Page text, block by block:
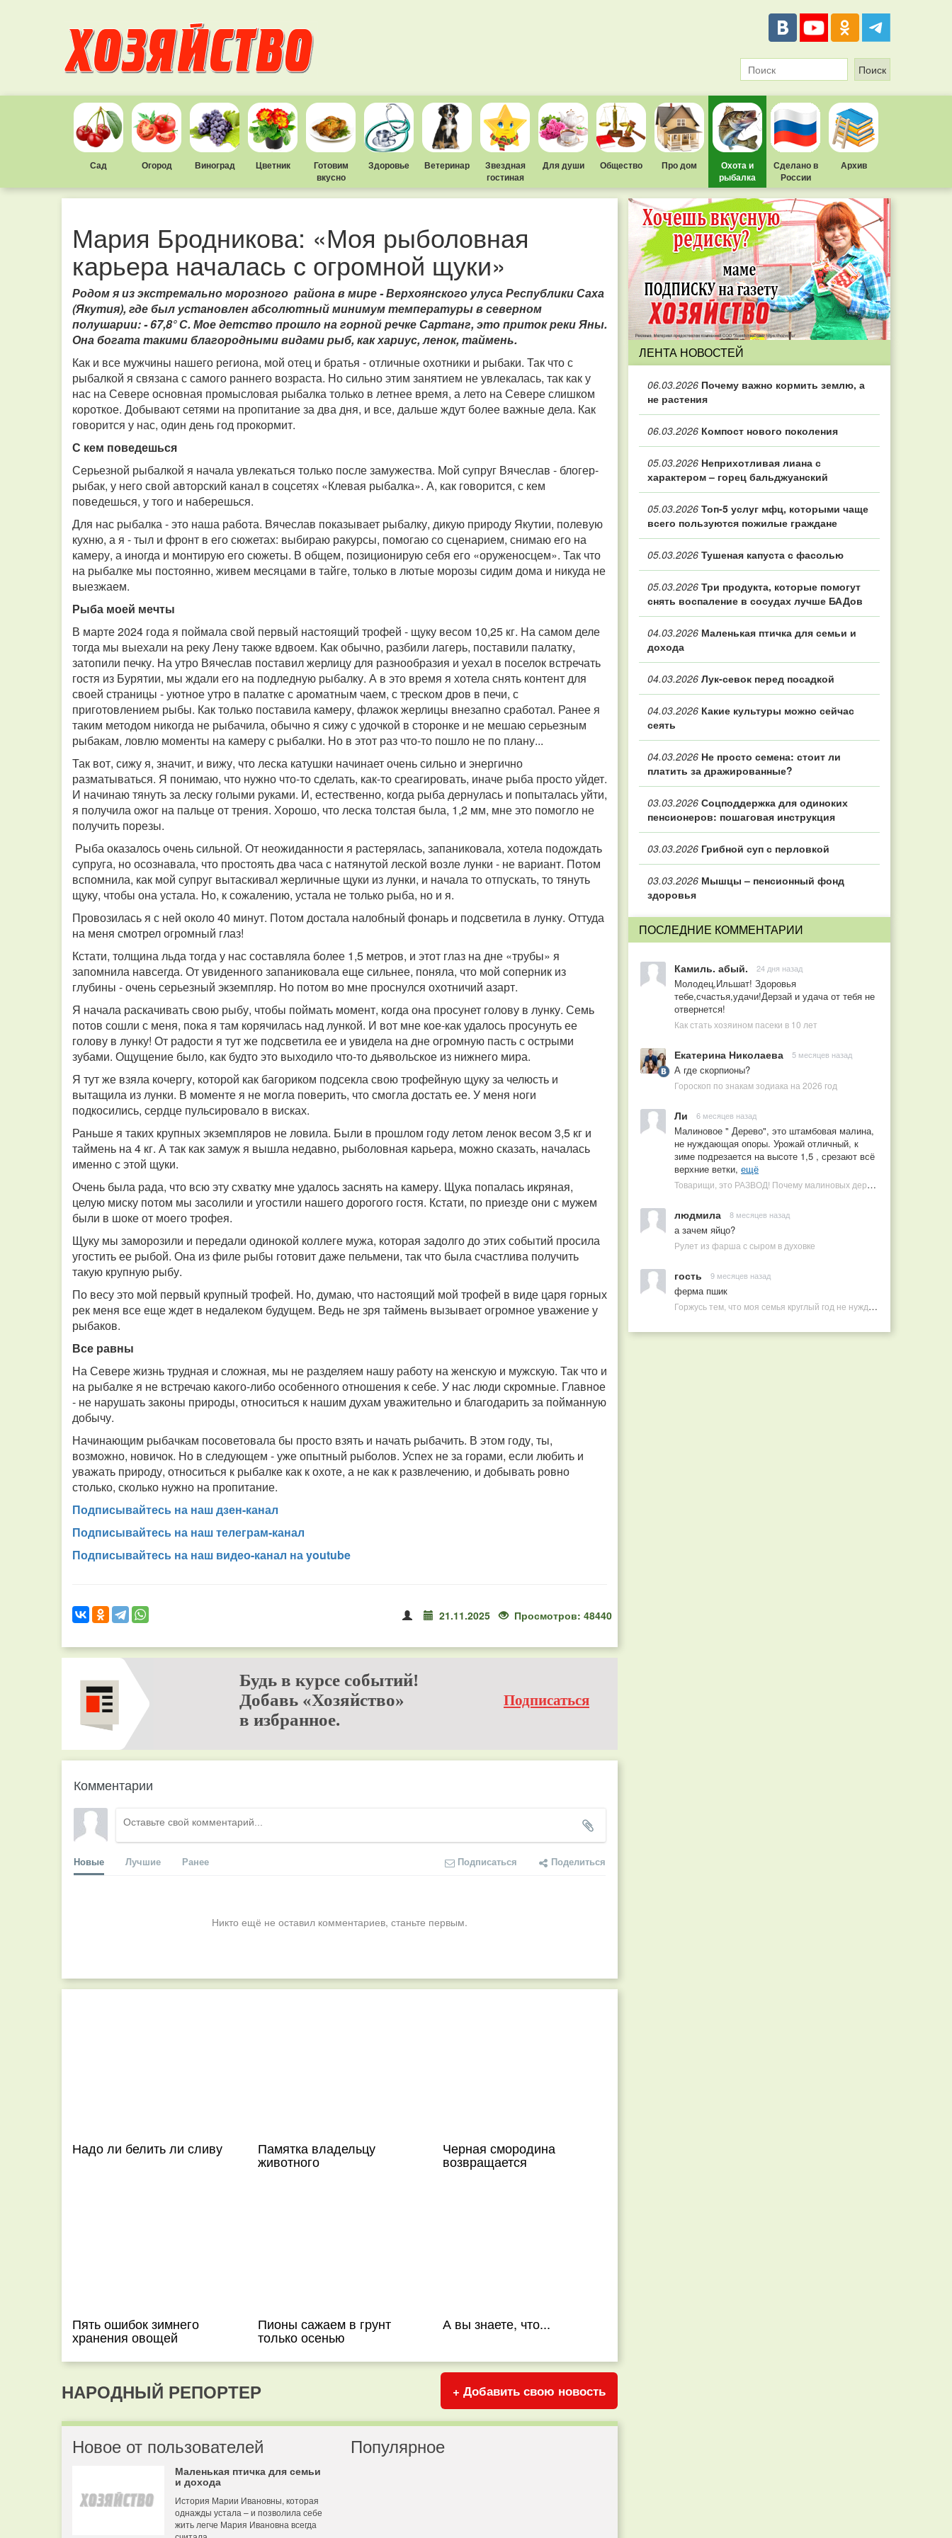
Сад Огород Виноград Цветник
Готовим
вкусно
Здоровье Ветеринар
Звездная
гостиная
Для души Общество Про дом
Охота и
рыбалка
Сделано в
России
Архив
Мария Бродникова: «Моя рыболовная
карьера началась с огромной щуки»
Родом я из экстремально морозного района в мире - Верхоянского улуса Республики Саха
(Якутия), где был установлен абсолютный минимум температуры в северном
полушарии: - 67,8° С. Мое детство прошло на горной речке Сартанг, это приток реки Яны.
Она богата такими благородными видами рыб, как хариус, ленок, таймень.
Как и все мужчины нашего региона, мой отец и братья - отличные охотники и рыбаки. Так что с
рыбалкой я связана с самого раннего возраста. Но сильно этим занятием не увлекалась, так как у
нас на Севере основная промысловая рыбалка только в летнее время, а лето на Севере слишком
короткое. Добывают сетями на пропитание за два дня, и все, дальше ждут более важные дела. Как
говорится у нас, один день год прокормит.
С кем поведешься
Серьезной рыбалкой я начала увлекаться только после замужества. Мой супруг Вячеслав - блогер-
рыбак, у него свой авторский канал в соцсетях «Клевая рыбалка». А, как говорится, с кем
поведешься, у того и наберешься.
Для нас рыбалка - это наша работа. Вячеслав показывает рыбалку, дикую природу Якутии, полевую
кухню, а я - тыл и фронт в его сюжетах: выбираю ракурсы, помогаю со сценарием, снимаю его на
камеру, а иногда и монтирую его сюжеты. В общем, позиционирую себя его «оруженосцем». Так что
на рыбалке мы постоянно, живем месяцами в тайге, только в лютые морозы сидим дома и никуда не
выезжаем.
Рыба моей мечты
В марте 2024 года я поймала свой первый настоящий трофей - щуку весом 10,25 кг. На самом деле
тогда мы выехали на реку Лену также вдвоем. Как обычно, разбили лагерь, поставили палатку,
затопили печку. На утро Вячеслав поставил жерлицу для разнообразия и уехал в поселок встречать
гостя из Бурятии, мы ждали его на подледную рыбалку. А в это время я хотела снять контент для
своей страницы - уютное утро в палатке с ароматным чаем, с треском дров в печи, с
приготовлением рыбы. Как только поставила камеру, флажок жерлицы внезапно сработал. Ранее я
таким методом никогда не рыбачила, обычно я сижу с удочкой в сторонке и не мешаю серьезным
рыбакам, ловлю моменты на камеру с рыбалки. Но в этот раз что-то пошло не по плану...
Так вот, сижу я, значит, и вижу, что леска катушки начинает очень сильно и энергично
разматываться. Я понимаю, что нужно что-то сделать, как-то среагировать, иначе рыба просто уйдет.
И начинаю тянуть за леску голыми руками. И, естественно, когда рыба дернулась и попыталась уйти,
я получила ожог на пальце от трения. Хорошо, что леска толстая была, 1,2 мм, мне это помогло не
получить порезы.
Рыба оказалось очень сильной. От неожиданности я растерялась, запаниковала, хотела подождать
супруга, но осознавала, что простоять два часа с натянутой леской возле лунки - не вариант. Потом
вспомнила, как мой супруг вытаскивал жерличные щуки из лунки, и начала то отпускать, то тянуть
щуку, чтобы она устала. Но, к сожалению, устала не только рыба, но и я.
Провозилась я с ней около 40 минут. Потом достала налобный фонарь и подсветила в лунку. Оттуда
на меня смотрел огромный глаз!
Кстати, толщина льда тогда у нас составляла более 1,5 метров, и этот глаз на дне «трубы» я
запомнила навсегда. От увиденного запаниковала еще сильнее, поняла, что мой соперник из
глубины - очень серьезный экземпляр. Но потом во мне проснулся охотничий азарт.
Я начала раскачивать свою рыбу, чтобы поймать момент, когда она просунет голову в лунку. Семь
потов сошли с меня, пока я там корячилась над лункой. И вот мне кое-как удалось просунуть ее
голову в лунку! От радости я тут же подсветила ее и увидела на дне огромную пасть с острыми
зубами. Ощущение было, как будто это выходило что-то дьявольское из нижнего мира.
Я тут же взяла кочергу, которой как багориком подсекла свою трофейную щуку за челюсть и
вытащила из лунки. В моменте я не могла поверить, что смогла достать ее. У меня ноги
подкосились, сердце пульсировало в висках.
Раньше я таких крупных экземпляров не ловила. Были в прошлом году летом ленок весом 3,5 кг и
таймень на 4 кг. А так как замуж я вышла недавно, рыболовная карьера, можно сказать, началась
именно с этой щуки.
Очень была рада, что всю эту схватку мне удалось заснять на камеру. Щука попалась икряная,
целую миску потом мы засолили и угостили нашего дорогого гостя. Кстати, по приезде они с мужем
были в шоке от моего трофея.
Щуку мы заморозили и передали одинокой коллеге мужа, которая задолго до этих событий просила
угостить ее рыбой. Она из филе рыбы готовит даже пельмени, так что была счастлива получить
такую крупную рыбу.
По весу это мой первый крупный трофей. Но, думаю, что настоящий мой трофей в виде царя горных
рек меня все еще ждет в недалеком будущем. Ведь не зря таймень вызывает огромное уважение у
рыбаков.
Все равны
На Севере жизнь трудная и сложная, мы не разделяем нашу работу на женскую и мужскую. Так что и
на рыбалке я не встречаю какого-либо особенного отношения к себе. У нас люди скромные. Главное
- не нарушать законы природы, относиться к нашим духам уважительно и благодарить за пойманную
добычу.
Начинающим рыбачкам посоветовала бы просто взять и начать рыбачить. В этом году, ты,
возможно, новичок. Но в следующем - уже опытный рыболов. Успех не за горами, если любить и
уважать природу, относиться к рыбалке как к охоте, а не как к развлечению, и добывать ровно
столько, сколько нужно на пропитание.
Подписывайтесь на наш дзен-канал
Подписывайтесь на наш телеграм-канал
Подписывайтесь на наш видео-канал на youtube
21.11.2025 Просмотров: 48440
Будь в курсе событий!
Добавь «Хозяйство»
в избранное.
Подписаться
Комментарии
Новые Лучшие Ранее Подписаться Поделиться
Никто ещё не оставил комментариев, станьте первым.
Надо ли белить ли сливу Памятка владельцу
животного
Черная смородина
возвращается
Пять ошибок зимнего
хранения овощей
Пионы сажаем в грунт
только осенью
А вы знаете, что...
НАРОДНЫЙ РЕПОРТЕР + Добавить свою новость
Новое от пользователей
Маленькая птичка для семьи
и дохода
История Марии Ивановны, которая
однажды устала – и позволила себе
жить легче Мария Ивановна всегда
Популярное
ЛЕНТА НОВОСТЕЙ
06.03.2026 Почему важно кормить землю, а
не растения
06.03.2026 Компост нового поколения
05.03.2026 Неприхотливая лиана с
характером – горец бальджуанский
05.03.2026 Топ‑5 услуг мфц, которыми чаще
всего пользуются пожилые граждане
05.03.2026 Тушеная капуста с фасолью
05.03.2026 Три продукта, которые помогут
снять воспаление в сосудах лучше БАДов
04.03.2026 Маленькая птичка для семьи и
дохода
04.03.2026 Лук-севок перед посадкой
04.03.2026 Какие культуры можно сейчас
сеять
04.03.2026 Не просто семена: стоит ли
платить за дражированные?
03.03.2026 Соцподдержка для одиноких
пенсионеров: пошаговая инструкция
03.03.2026 Грибной суп с перловкой
03.03.2026 Мышцы – пенсионный фонд
здоровья
ПОСЛЕДНИЕ КОММЕНТАРИИ
Камиль. абый. 24 дня назад
Молодец,Ильшат! Здоровья
тебе,счастья,удачи!Дерзай и удача от тебя не
отвернется!
Как стать хозяином пасеки в 10 лет
Екатерина Николаева 5 месяцев назад
А где скорпионы?
Гороскоп по знакам зодиака на 2026 год
Ли 6 месяцев назад
Малиновое " Дерево", это штамбовая малина,
не нуждающая опоры. Урожай отличный, к
зиме подрезается на высоте 1,5 , срезают всё
верхние ветки, ещё
Товарищи, это РАЗВОД! Почему малиновых деревьев не бывает, или Как ушлые продавцы наживаются на мечтах садоводов
людмила 8 месяцев назад
а зачем яйцо?
Рулет из фарша с сыром в духовке
гость 9 месяцев назад
ферма пшик
Горжусь тем, что моя семья круглый год не нуждается в покупных витаминах